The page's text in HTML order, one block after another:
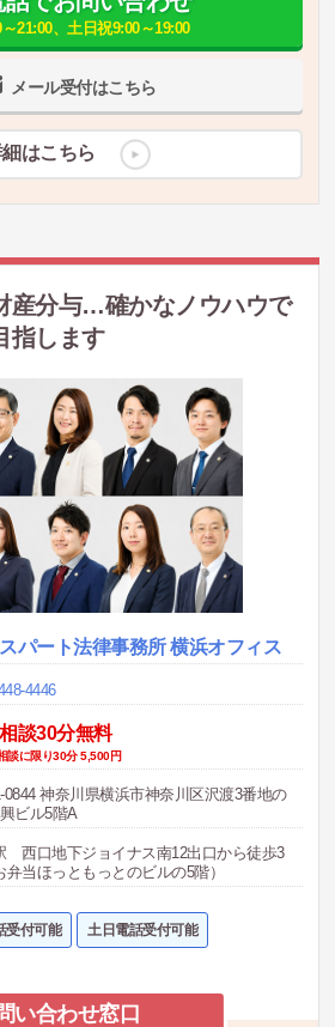
メール受付はこちら
21:00、土日祝9:00～19:00
はこちら
産分与…確かなノウハウで
指します
パート法律事務所 横浜オフィス
4446
談30分無料
談に限り30分 5,500円
0844 神奈川県横浜市神奈川区沢渡3番地の
ビル5階A
西口地下ジョイナス南12出口から徒歩3
弁当ほっともっとのビルの5階）
受付可能 土日電話受付可能
い合わせ窓口